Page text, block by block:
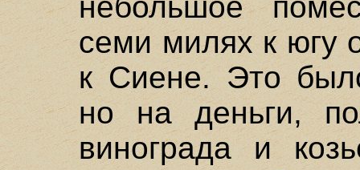
семи милях к югу
к Сиене. Это
но на деньги,
винограда и